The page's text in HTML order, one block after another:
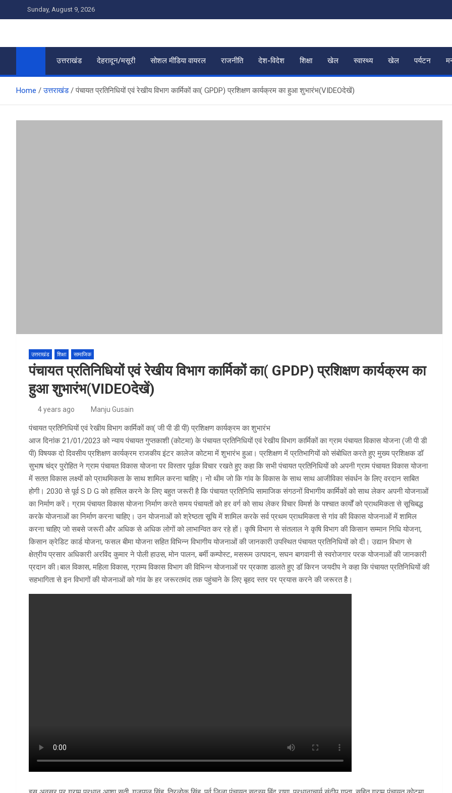
to
Sunday, August 9, 2026
उत्तराखंड देहरादून/मसूरी सोशल मीडिया वायरल राजनीति देश-विदेश शिक्षा खेल स्वास्थ्य खेल पर्यटन
Home उत्तराखंड पंचायत प्रतिनिधियों एवं रेखीय विभाग कार्मिकों का( GPDP) प्रशिक्षण कार्यक्रम का हुआ शुभारंभ(VIDEOदेखें)
उत्तराखंड शिक्षा सामाजिक
पंचायत प्रतिनिधियों एवं रेखीय विभाग कार्मिकों का( GPDP) प्रशिक्षण कार्यक्रम का
हुआ शुभारंभ(VIDEOदेखें)
4 years ago Manju Gusain
पंचायत प्रतिनिधियों एवं रेखीय विभाग कार्मिकों का( जी पी डी पी) प्रशिक्षण कार्यक्रम का शुभारंभ
आज दिनांक 21/01/2023 को न्याय पंचायत गुप्तकाशी (कोटमा) के पंचायत प्रतिनिधियों एवं रेखीय विभाग कार्मिकों का ग्राम पंचायत विकास योजना (जी पी डी
पी) विषयक दो दिवसीय प्रशिक्षण कार्यक्रम राजकीय इंटर कालेज कोटमा में शुभारंभ हुआ। प्रशिक्षण में प्रतिभागियों को संबोधित करते हुए मुख्य प्रशिक्षक डॉ
सुभाष चंद्र पुरोहित ने ग्राम पंचायत विकास योजना पर विस्तार पूर्वक विचार रखते हुए कहा कि सभी पंचायत प्रतिनिधियों को अपनी ग्राम पंचायत विकास योजना
में सतत विकास लक्ष्यों को प्राथमिकता के साथ शामिल करना चाहिए। नो थीम जो कि गांव के विकास के साथ साथ आजीविका संवर्धन के लिए वरदान साबित
होगी। 2030 से पूर्व S D G को हासिल करने के लिए बहुत जरूरी है कि पंचायत प्रतिनिधि सामाजिक संगठनों विभागीय कार्मिकों को साथ लेकर अपनी योजनाओं
का निर्माण करें। ग्राम पंचायत विकास योजना निर्माण करते समय पंचायतों को हर वर्ग को साथ लेकर विचार विमर्श के पश्चात कार्यों को प्राथमिकता से सूचिबद्ध
करके योजनाओं का निर्माण करना चाहिए। उन योजनाओं को श्रेष्ठता सूचि में शामिल करके सर्व प्रथम प्राथमिकता से गांव की विकास योजनाओं में शामिल
करना चाहिए जो सबसे जरूरी और अधिक से अधिक लोगों को लाभान्वित कर रहे हों। कृषि विभाग से संतलाल ने कृषि विभाग की किसान सम्मान निधि योजना,
किसान क्रेडिट कार्ड योजना, फसल बीमा योजना सहित विभिन्न विभागीय योजनाओं की जानकारी उपस्थित पंचायत प्रतिनिधियों को दी। उद्यान विभाग से
क्षेत्रीय प्रसार अधिकारी अरविंद कुमार ने पोली हाउस, मोन पालन, बर्मी कम्पोस्ट, मसरूम उत्पादन, सघन बागवानी से स्वरोजगार परक योजनाओं की जानकारी
प्रदान की।बाल विकास, महिला विकास, ग्राम्य विकास विभाग की विभिन्न योजनाओं पर प्रकाश डालते हुए डॉ किरन जयदीप ने कहा कि पंचायत प्रतिनिधियों की
सहभागिता से इन विभागों की योजनाओं को गांव के हर जरूरतमंद तक पहुंचाने के लिए बृहद स्तर पर प्रयास करने की जरूरत है।